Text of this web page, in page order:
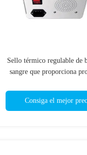
Sello térmico regulable de
sangre que proporciona
preciso de la temperatura para
seguro
Consiga el mejor